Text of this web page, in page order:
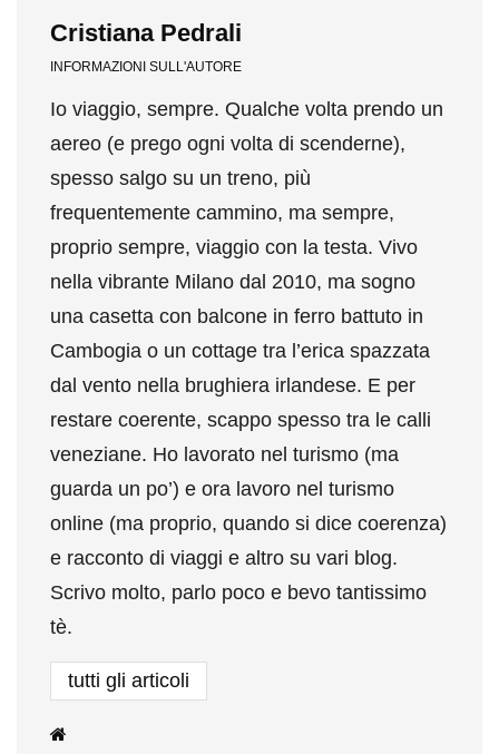
Cristiana Pedrali
INFORMAZIONI SULL'AUTORE
Io viaggio, sempre. Qualche volta prendo un
aereo (e prego ogni volta di scenderne),
spesso salgo su un treno, più
frequentemente cammino, ma sempre,
proprio sempre, viaggio con la testa. Vivo
nella vibrante Milano dal 2010, ma sogno
una casetta con balcone in ferro battuto in
Cambogia o un cottage tra l’erica spazzata
dal vento nella brughiera irlandese. E per
restare coerente, scappo spesso tra le calli
veneziane. Ho lavorato nel turismo (ma
guarda un po’) e ora lavoro nel turismo
online (ma proprio, quando si dice coerenza)
e racconto di viaggi e altro su vari blog.
Scrivo molto, parlo poco e bevo tantissimo
tè.
tutti gli articoli